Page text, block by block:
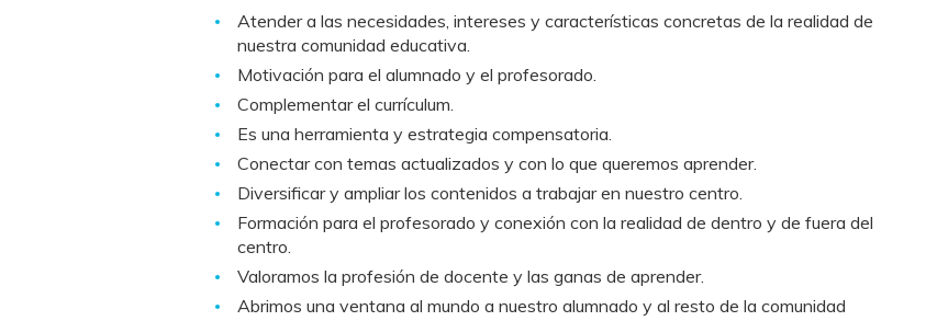
Atender a las necesidades, intereses y características concretas de la realidad de
nuestra comunidad educativa.
Motivación para el alumnado y el profesorado.
Complementar el currículum.
Es una herramienta y estrategia compensatoria.
Conectar con temas actualizados y con lo que queremos aprender.
Diversificar y ampliar los contenidos a trabajar en nuestro centro.
Formación para el profesorado y conexión con la realidad de dentro y de fuera del
centro.
Valoramos la profesión de docente y las ganas de aprender.
Abrimos una ventana al mundo a nuestro alumnado y al resto de la comunidad